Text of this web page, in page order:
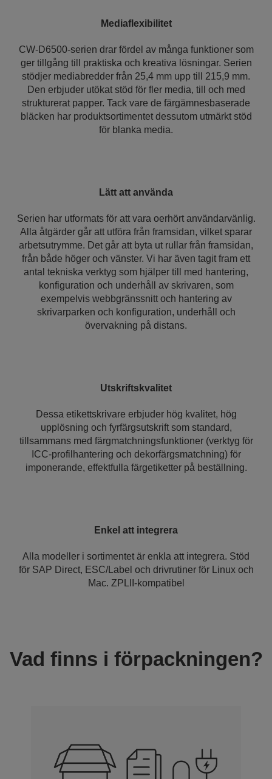
Mediaflexibilitet
CW-D6500-serien drar fördel av många funktioner som
ger tillgång till praktiska och kreativa lösningar. Serien
stödjer mediabredder från 25,4 mm upp till 215,9 mm.
Den erbjuder utökat stöd för fler media, till och med
strukturerat papper. Tack vare de färgämnesbaserade
bläcken har produktsortimentet dessutom utmärkt stöd
för blanka media.
Lätt att använda
Serien har utformats för att vara oerhört användarvänlig.
Alla åtgärder går att utföra från framsidan, vilket sparar
arbetsutrymme. Det går att byta ut rullar från framsidan,
från både höger och vänster. Vi har även tagit fram ett
antal tekniska verktyg som hjälper till med hantering,
konfiguration och underhåll av skrivaren, som
exempelvis webbgränssnitt och hantering av
skrivarparken och konfiguration, underhåll och
övervakning på distans.
Utskriftskvalitet
Dessa etikettskrivare erbjuder hög kvalitet, hög
upplösning och fyrfärgsutskrift som standard,
tillsammans med färgmatchningsfunktioner (verktyg för
ICC-profilhantering och dekorfärgsmatchning) för
imponerande, effektfulla färgetiketter på beställning.
Enkel att integrera
Alla modeller i sortimentet är enkla att integrera. Stöd
för SAP Direct, ESC/Label och drivrutiner för Linux och
Mac. ZPLII-kompatibel
Vad finns i förpackningen?